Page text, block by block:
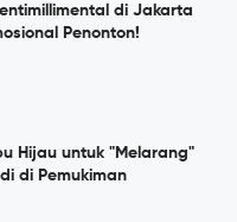
di Jakarta
Penonton!
Hijau untuk "Melarang"
di Pemukiman